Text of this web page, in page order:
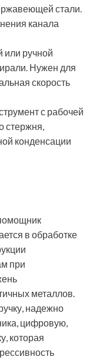
стали.
канала
ручной
Нужен для
скорость
с рабочей
стержня,
конденсации
в обработке
при
металлов.
надежно
цифровую,
которая